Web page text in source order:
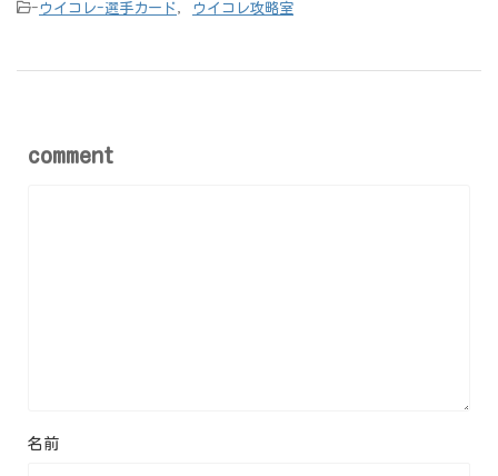
-ウイコレ-選手カード, ウイコレ攻略室
comment
名前